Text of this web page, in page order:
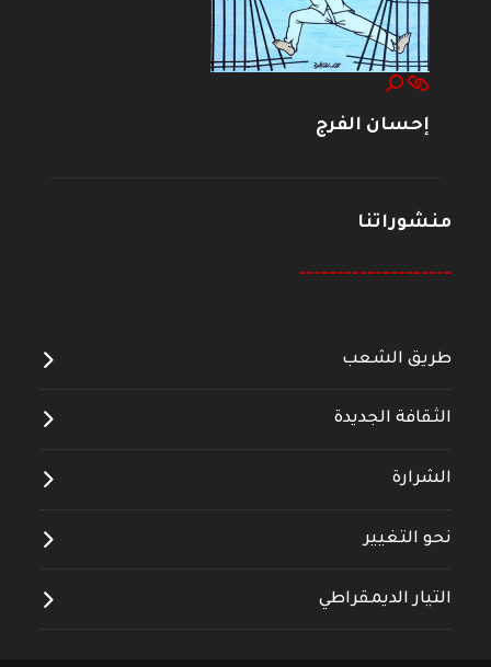
إحسان الفرج
منشوراتنا
--------------------
طريق الشعب
الثقافة الجديدة
الشرارة
نحو التغيير
التيار الديمقراطي